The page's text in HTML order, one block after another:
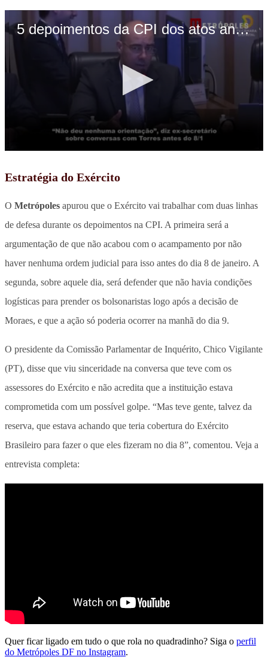
Estratégia do Exército
O Metrópoles apurou que o Exército vai trabalhar com duas linhas
de defesa durante os depoimentos na CPI. A primeira será a
argumentação de que não acabou com o acampamento por não
haver nenhuma ordem judicial para isso antes do dia 8 de janeiro. A
segunda, sobre aquele dia, será defender que não havia condições
logísticas para prender os bolsonaristas logo após a decisão de
Moraes, e que a ação só poderia ocorrer na manhã do dia 9.
O presidente da Comissão Parlamentar de Inquérito, Chico Vigilante
(PT), disse que viu sinceridade na conversa que teve com os
assessores do Exército e não acredita que a instituição estava
comprometida com um possível golpe. “Mas teve gente, talvez da
reserva, que estava achando que teria cobertura do Exército
Brasileiro para fazer o que eles fizeram no dia 8”, comentou. Veja a
entrevista completa:
Quer ficar ligado em tudo o que rola no quadradinho? Siga o perfil
do Metrópoles DF no Instagram.